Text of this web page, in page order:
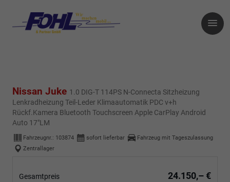
Nissan Juke 1.0 DIG-T 114PS N-Connecta Sitzheizung
Lenkradheizung Teil-Leder Klimaautomatik PDC v+h
Rückf.Kamera Bluetooth Touchscreen Apple CarPlay Android
Auto 17"LM
Fahrzeugnr.: 103874 sofort lieferbar
Fahrzeug mit Tageszulassung
Zentrallager
Gesamtpreis 24.150,– €